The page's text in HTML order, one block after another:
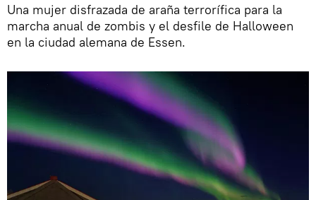
Una mujer disfrazada de araña terrorífica para la
marcha anual de zombis y el desfile de Halloween
en la ciudad alemana de Essen.